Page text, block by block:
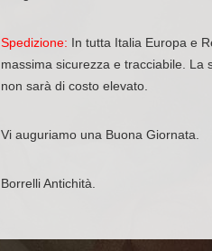
Spedizione: In tutta Italia Europa e
massima sicurezza e tracciabile. La
non sarà di costo elevato.
Vi auguriamo una Buona Giornata.
Borrelli Antichità.